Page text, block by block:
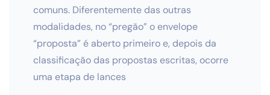
comuns. Diferentemente das outras
modalidades, no “pregão” o envelope
“proposta” é aberto primeiro e, depois da
classificação das propostas escritas, ocorre
uma etapa de lances